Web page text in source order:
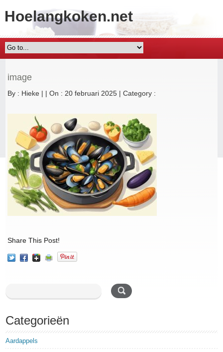
Hoelangkoken.net
image
By : Hieke | | On : 20 februari 2025 | Category :
Share This Post!
Categorieën
Aardappels